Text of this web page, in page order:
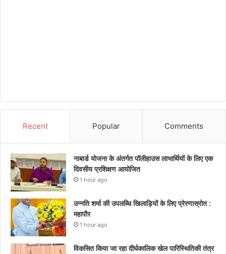
Recent Popular Comments
नाबार्ड योजना के अंतर्गत पॉलीहाउस लाभार्थियों के लिए एक
दिवसीय प्रशिक्षण आयोजित
1 hour ago
उन्नति शर्मा की उपलब्धि खिलाड़ियों के लिए प्रेरणास्रोत :
महापौर
1 hour ago
विकसित किया जा रहा दीर्घकालिक खेल पारिस्थितिकी तंत्र